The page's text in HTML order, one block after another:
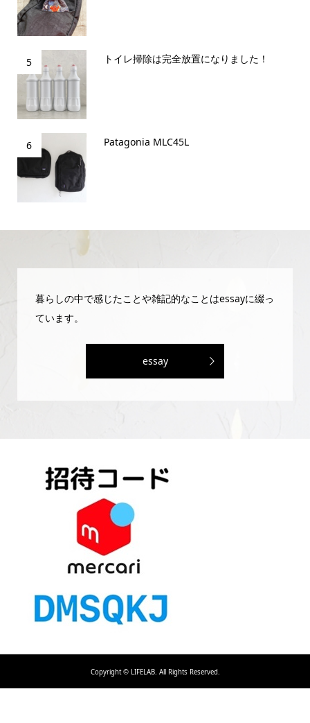
5 トイレ掃除は完全放置になりました！
6 Patagonia MLC45L
暮らしの中で感じたことや雑記的なことはessayに綴っ
ています。
essay
Copyright ©LIFELAB. All Rights Reserved.